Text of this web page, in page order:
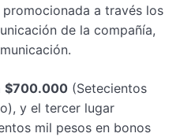
a través los
de la compañía,
$700.000 (Setecientos
y el tercer lugar
mil pesos en bonos